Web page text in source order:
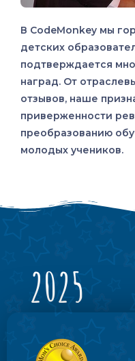
В CodeMonkey мы
детских
подтверждается
наград. От
отзывов, наше
приверженности
преобразованию
молодых учеников.
2025